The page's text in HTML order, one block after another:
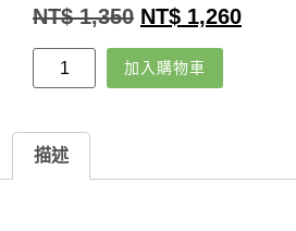
NT$1,350 NT$ 1,260
加入購物車
描述